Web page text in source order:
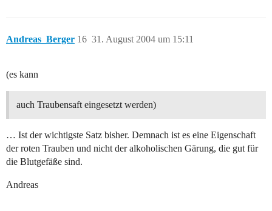
Andreas_Berger 31. August 2004 um 15:11
16
(es kann
auch Traubensaft eingesetzt werden)
… Ist der wichtigste Satz bisher. Demnach ist es eine Eigenschaft
der roten Trauben und nicht der alkoholischen Gärung, die gut für
die Blutgefäße sind.
Andreas